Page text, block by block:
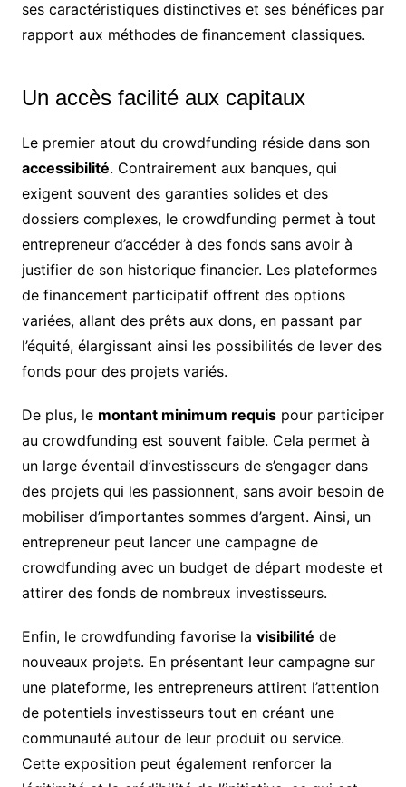
ses caractéristiques distinctives et ses bénéfices par
rapport aux méthodes de financement classiques.
Un accès facilité aux capitaux
Le premier atout du crowdfunding réside dans son
accessibilité. Contrairement aux banques, qui
exigent souvent des garanties solides et des
dossiers complexes, le crowdfunding permet à tout
entrepreneur d’accéder à des fonds sans avoir à
justifier de son historique financier. Les plateformes
de financement participatif offrent des options
variées, allant des prêts aux dons, en passant par
l’équité, élargissant ainsi les possibilités de lever des
fonds pour des projets variés.
De plus, le montant minimum requispour participer
au crowdfunding est souvent faible. Cela permet à
un large éventail d’investisseurs de s’engager dans
des projets qui les passionnent, sans avoir besoin de
mobiliser d’importantes sommes d’argent. Ainsi, un
entrepreneur peut lancer une campagne de
crowdfunding avec un budget de départ modeste et
attirer des fonds de nombreux investisseurs.
Enfin, le crowdfunding favorise la visibilité de
nouveaux projets. En présentant leur campagne sur
une plateforme, les entrepreneurs attirent l’attention
de potentiels investisseurs tout en créant une
communauté autour de leur produit ou service.
Cette exposition peut également renforcer la